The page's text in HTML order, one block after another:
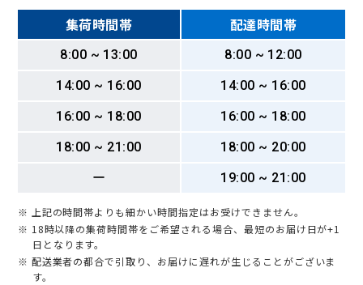
集荷時間帯 配達時間帯
8:00 ~ 13:00
8:00 ~ 12:00
14:00 ~ 16:00
14:00 ~ 16:00
16:00 ~ 18:00
16:00 ~ 18:00
18:00 ~ 21:00
18:00 ~ 20:00
ー
19:00 ~ 21:00
※ 上記の時間帯よりも細かい時間指定はお受けできません。
※ 18時以降の集荷時間帯をご希望される場合、最短のお届け日が+1
日となります。
※ 配送業者の都合で引取り、お届けに遅れが生じることがございま
す。